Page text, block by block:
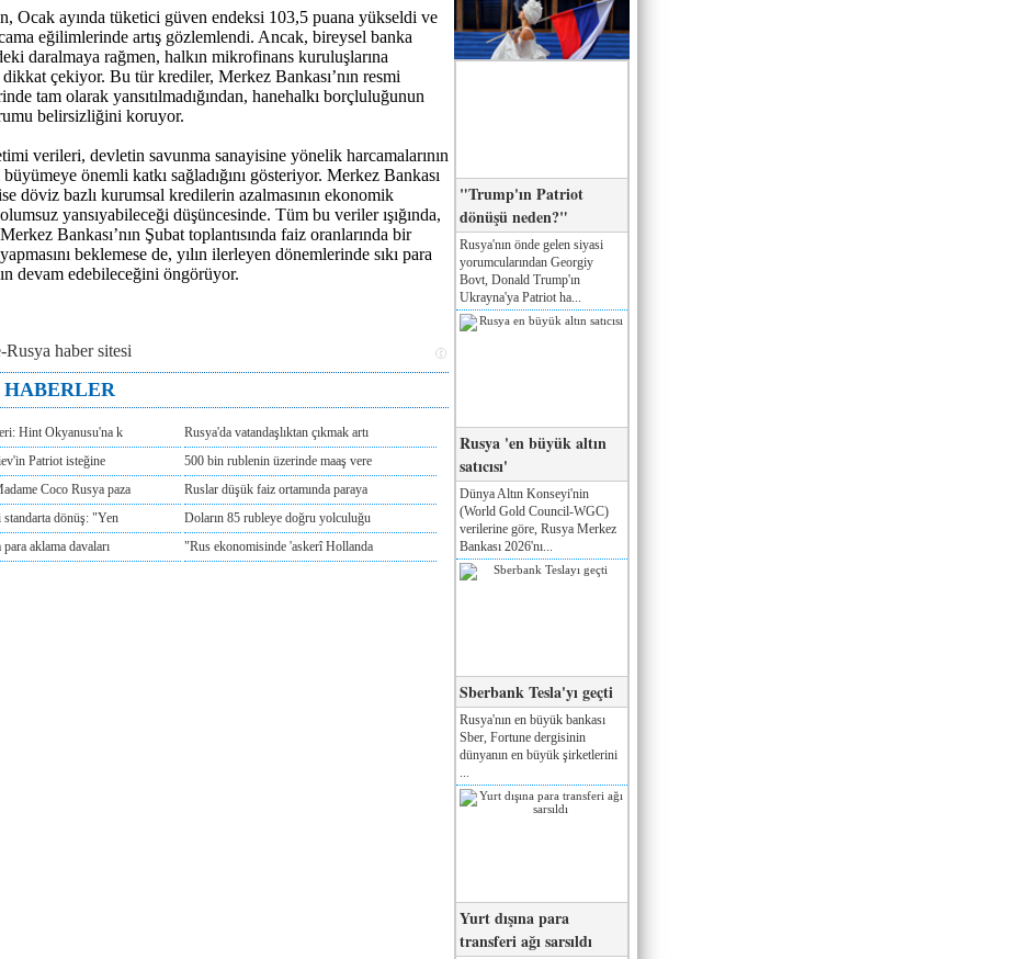
Ocak ayında tüketici güven endeksi 103,5 puana yükseldi ve
eğilimlerinde artış gözlemlendi. Ancak, bireysel banka
daralmaya rağmen, halkın mikrofinans kuruluşlarına
çekiyor. Bu tür krediler, Merkez Bankası’nın resmi
tam olarak yansıtılmadığından, hanehalkı borçluluğunun
belirsizliğini koruyor.
verileri, devletin savunma sanayisine yönelik harcamalarının
önemli katkı sağladığını gösteriyor. Merkez Bankası
döviz bazlı kurumsal kredilerin azalmasının ekonomik
yansıyabileceği düşüncesinde. Tüm bu veriler ışığında,
Bankası’nın Şubat toplantısında faiz oranlarında bir
beklemese de, yılın ilerleyen dönemlerinde sıkı para
devam edebileceğini öngörüyor.
Hint Okyanusu'na k
Rusya'da vatandaşlıktan çıkmak artı
Patriot isteğine
500 bin rublenin üzerinde maaş vere
Coco Rusya paza
Ruslar düşük faiz ortamında paraya
standarta dönüş: "Yen
Doların 85 rubleye doğru yolculuğu
aklama davaları
"Rus ekonomisinde 'askerî Hollanda
"Trump'ın Patriot
dönüşü neden?"
Rusya'nın önde gelen siyasi
yorumcularından Georgiy
Bovt, Donald Trump'ın
Ukrayna'ya Patriot ha...
Rusya 'en büyük altın
satıcısı'
Dünya Altın Konseyi'nin
(World Gold Council-WGC)
verilerine göre, Rusya Merkez
Bankası 2026'nı...
Sberbank Tesla'yı geçti
Rusya'nın en büyük bankası
Sber, Fortune dergisinin
dünyanın en büyük şirketlerini
...
Yurt dışına para
transferi ağı sarsıldı